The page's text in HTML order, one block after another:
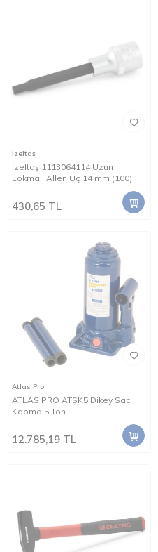
İzeltaş
İzeltaş 1113064114 Uzun
Lokmalı Allen Uç 14 mm (100)
430,65 TL
Atlas Pro
ATLAS PRO ATSK5 Dikey Sac
Kapma 5 Ton
12.785,19 TL